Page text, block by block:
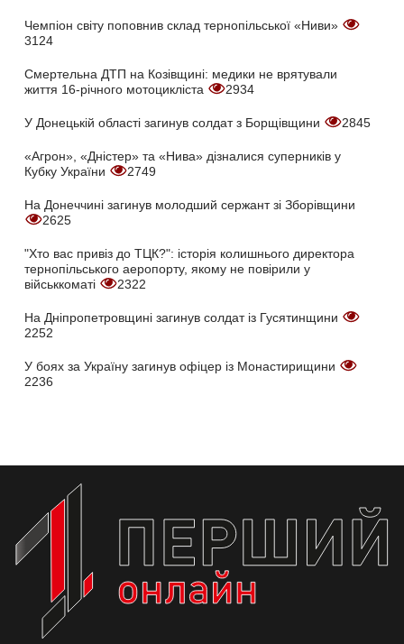
Чемпіон світу поповнив склад тернопільської «Ниви»
3124
Смертельна ДТП на Козівщині: медики не врятували
життя 16-річного мотоцикліста
2934
У Донецькій області загинув солдат з Борщівщини 2845
«Агрон», «Дністер» та «Нива» дізналися суперників у
Кубку України
2749
На Донеччині загинув молодший сержант зі Зборівщини
2625
"Хто вас привіз до ТЦК?": історія колишнього директора
тернопільського аеропорту, якому не повірили у
військкоматі
2322
На Дніпропетровщині загинув солдат із Гусятинщини
2252
У боях за Україну загинув офіцер із Монастирищини
2236